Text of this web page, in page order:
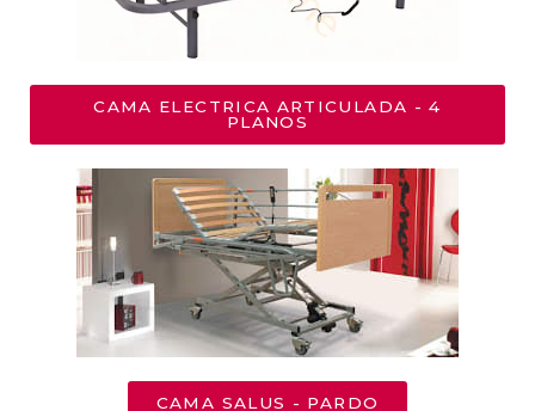
CAMA ELECTRICA ARTICULADA - 4
PLANOS
CAMA SALUS - PARDO